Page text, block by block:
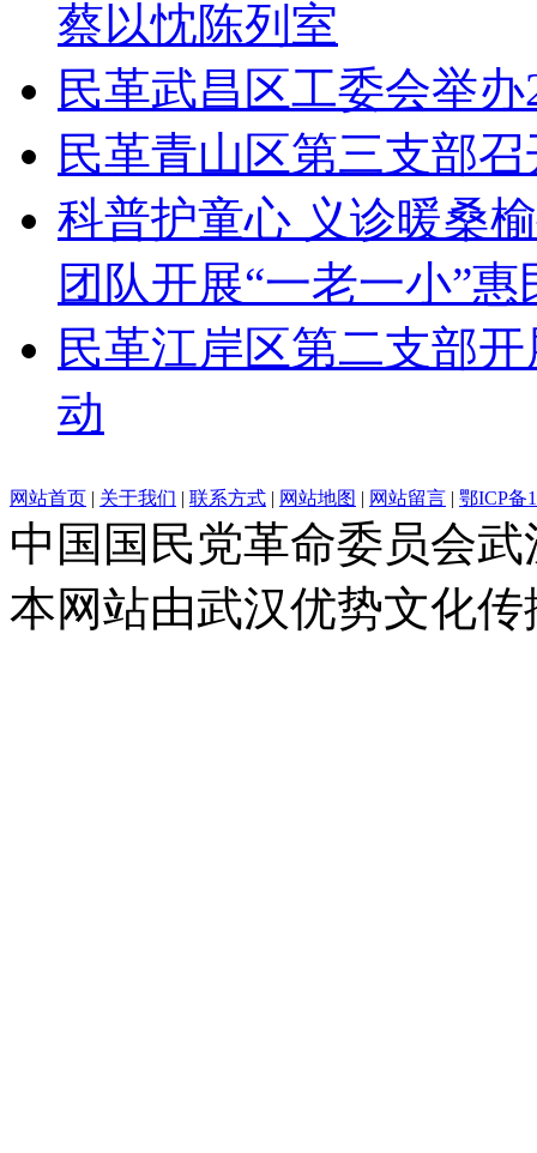
蔡以忱陈列室
民革武昌区工委会举
民革青山区第三支部
科普护童心 义诊暖桑
团队开展“一老一小”惠
民革江岸区第二支部
动
网站首页 | 关于我们 | 联系方式 | 网站地图 | 网站留言 | 鄂ICP备
中国国民党革命委员会
本网站由武汉优势文化